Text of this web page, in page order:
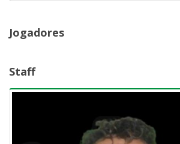
Jogadores
Staff